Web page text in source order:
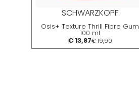
SCHWARZKOPF
Osis+ Texture Thrill Fibre Gum
100 ml
€ 13,87€ 19,90